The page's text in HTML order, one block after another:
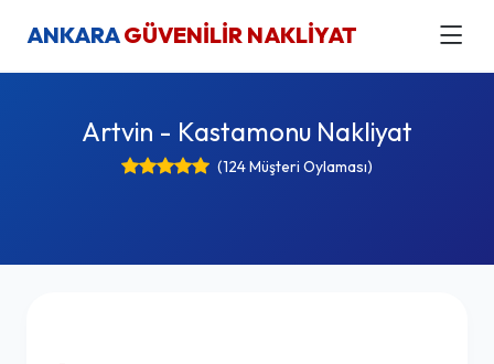
ANKARAGÜVENİLİR NAKLİYAT
Artvin - Kastamonu Nakliyat
(124 Müşteri Oylaması)